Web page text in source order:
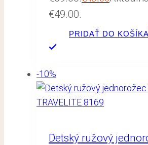
€49.00.
PRIDAŤ DO KOŠÍKA
-10%
Detský ružový